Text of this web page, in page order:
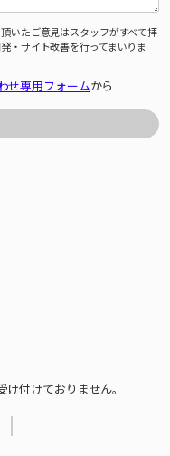
いたご意見はスタッフがすべて拝
・サイト改善を行ってまいりま
せ専用フォームから
付けておりません。